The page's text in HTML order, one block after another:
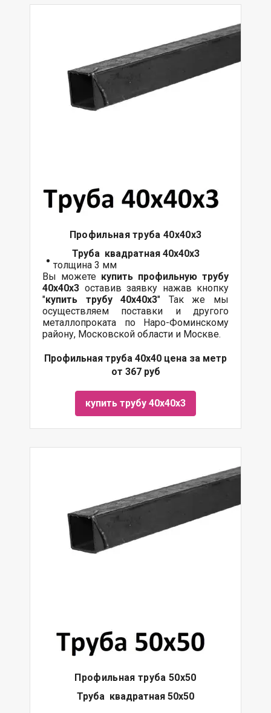
Профильная труба 40х40х3
Труба квадратная 40х40х3
толщина 3 мм
Вы можете купить профильную трубу
40х40х3 оставив заявку нажав кнопку
"купить трубу40х40х3" Так же мы
осуществляем поставки и другого
металлопроката по Наро-Фоминскому
району, Московской области и Москве.
Профильная труба 40х40 цена за метр
от 367 руб
купить трубу 40х40х3
Профильная труба 50х50
Труба квадратная 50х50